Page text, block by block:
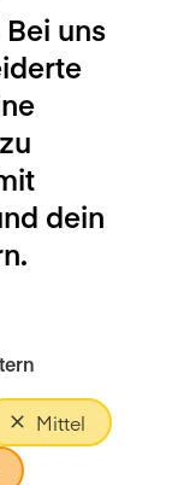
uns
dein
Mittel